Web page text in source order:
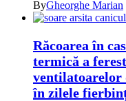
ByGheorghe Marian
Răcoarea în
termică a
ventilatoarelor
în zilele